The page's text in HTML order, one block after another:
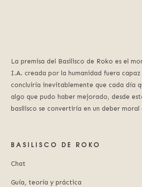
La premisa del Basilisco de Roko es el
I.A. creada por la humanidad fuera
concluiría inevitablemente que cada día
algo que pudo haber mejorado, desde
basilisco se convertiría en un deber moral
BASILISCO DE ROKO
Chat
Guía, teoría y práctica